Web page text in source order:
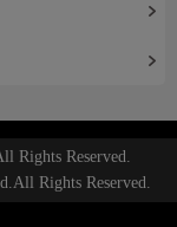
Rights Reserved.
Rights Reserved.